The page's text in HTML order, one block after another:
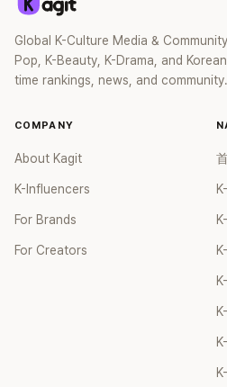
Global K-Culture Media &
Pop, K-Beauty, K-Drama, and
time rankings, news, and community.
COMPANY
About Kagit
K-Influencers
For Brands
For Creators